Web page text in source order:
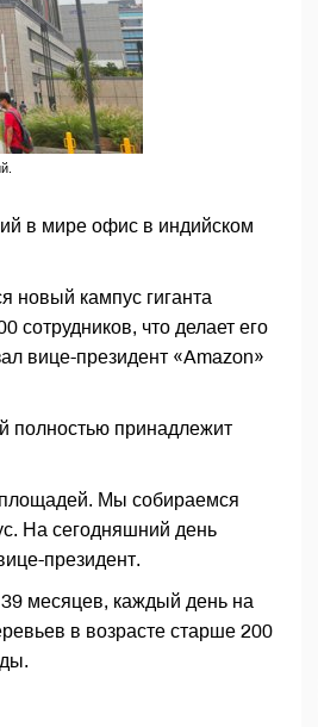
в мире офис в индийском
новый кампус гиганта
сотрудников, что делает его
вице-президент «Amazon»
полностью принадлежит
Мы собираемся
На сегодняшний день
президент.
месяцев, каждый день на
в возрасте старше 200